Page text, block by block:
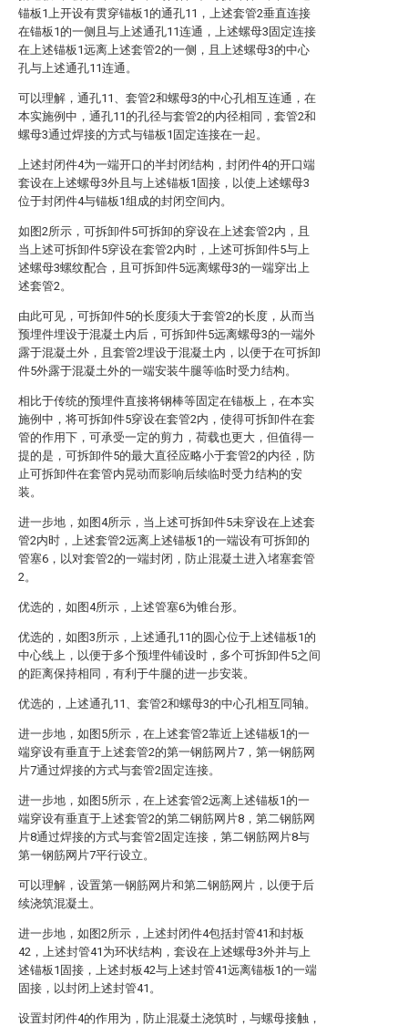
锚板1上开设有贯穿锚板1的通孔11，上述套管2垂直连接
在锚板1的一侧且与上述通孔11连通，上述螺母3固定连接
在上述锚板1远离上述套管2的一侧，且上述螺母3的中心
孔与上述通孔11连通。
可以理解，通孔11、套管2和螺母3的中心孔相互连通，在
本实施例中，通孔11的孔径与套管2的内径相同，套管2和
螺母3通过焊接的方式与锚板1固定连接在一起。
上述封闭件4为一端开口的半封闭结构，封闭件4的开口端
套设在上述螺母3外且与上述锚板1固接，以使上述螺母3
位于封闭件4与锚板1组成的封闭空间内。
如图2所示，可拆卸件5可拆卸的穿设在上述套管2内，且
当上述可拆卸件5穿设在套管2内时，上述可拆卸件5与上
述螺母3螺纹配合，且可拆卸件5远离螺母3的一端穿出上
述套管2。
由此可见，可拆卸件5的长度须大于套管2的长度，从而当
预埋件埋设于混凝土内后，可拆卸件5远离螺母3的一端外
露于混凝土外，且套管2埋设于混凝土内，以便于在可拆卸
件5外露于混凝土外的一端安装牛腿等临时受力结构。
相比于传统的预埋件直接将钢棒等固定在锚板上，在本实
施例中，将可拆卸件5穿设在套管2内，使得可拆卸件在套
管的作用下，可承受一定的剪力，荷载也更大，但值得一
提的是，可拆卸件5的最大直径应略小于套管2的内径，防
止可拆卸件在套管内晃动而影响后续临时受力结构的安
装。
进一步地，如图4所示，当上述可拆卸件5未穿设在上述套
管2内时，上述套管2远离上述锚板1的一端设有可拆卸的
管塞6，以对套管2的一端封闭，防止混凝土进入堵塞套管
2。
优选的，如图4所示，上述管塞6为锥台形。
优选的，如图3所示，上述通孔11的圆心位于上述锚板1的
中心线上，以便于多个预埋件铺设时，多个可拆卸件5之间
的距离保持相同，有利于牛腿的进一步安装。
优选的，上述通孔11、套管2和螺母3的中心孔相互同轴。
进一步地，如图5所示，在上述套管2靠近上述锚板1的一
端穿设有垂直于上述套管2的第一钢筋网片7，第一钢筋网
片7通过焊接的方式与套管2固定连接。
进一步地，如图5所示，在上述套管2远离上述锚板1的一
端穿设有垂直于上述套管2的第二钢筋网片8，第二钢筋网
片8通过焊接的方式与套管2固定连接，第二钢筋网片8与
第一钢筋网片7平行设立。
可以理解，设置第一钢筋网片和第二钢筋网片，以便于后
续浇筑混凝土。
进一步地，如图2所示，上述封闭件4包括封管41和封板
42，上述封管41为环状结构，套设在上述螺母3外并与上
述锚板1固接，上述封板42与上述封管41远离锚板1的一端
固接，以封闭上述封管41。
设置封闭件4的作用为，防止混凝土浇筑时，与螺母接触，